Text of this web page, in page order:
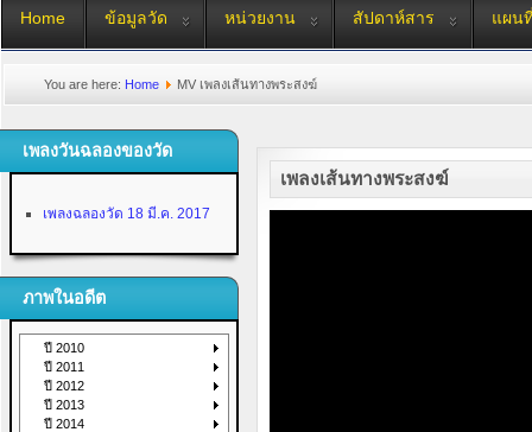
Home ข้อมูลวัด หน่วยงาน สัปดาห์สาร แผน
You are here: Home MV เพลงเส้นทางพระสงฆ์
เพลงวันฉลองของวัด
เพลงฉลองวัด 18 มี.ค. 2017
ภาพในอดีต
ปี 2010
ปี 2011
ปี 2012
ปี 2013
ปี 2014
เพลงเส้นทางพระสงฆ์